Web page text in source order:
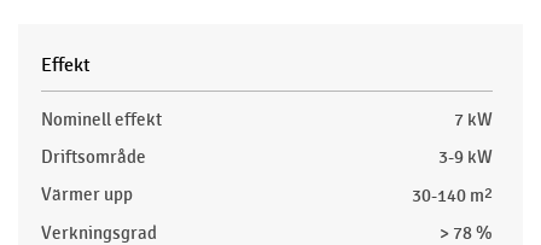
Effekt
Nominell effekt
7 kW
Driftsområde
3-9 kW
Värmer upp
30-140 m2
Verkningsgrad
> 78 %